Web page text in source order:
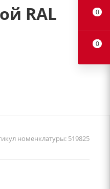
RAL
номенклатуры: 519825
0
0